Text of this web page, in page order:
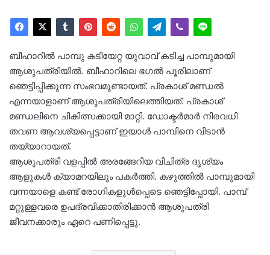
ബീഹാറിൽ പാമ്പു കടിയേറ്റ യുവാവ് കടിച്ച പാമ്പുമായി
ആശുപത്രിയിൽ. ബീഹാറിലെ ഭഗൽ പൂരിലാണ്
ഞെട്ടിപ്പിക്കുന്ന സംഭവമുണ്ടായത്. പ്രകാശ് മണ്ഡൽ
എന്നയാളാണ് ആശുപത്രിയിലെത്തിയത്. പ്രകാശ്
മണ്ഡലിനെ ചികിത്സക്കായി മാറ്റി. ഡോക്ടർമാർ നിരവധി
തവണ ആവശ്യപ്പെട്ടാണ് ഇയാൾ പാമ്പിനെ വിടാൻ
തയ്യാറായത്.
ആശുപത്രി വളപ്പിൽ അരങ്ങേറിയ വിചിത്ര ദൃശ്യം
ആളുകൾ ക്യാമറയിലും പകർത്തി. കഴുത്തിൽ പാമ്പുമായി
വന്നയാളെ കണ്ട് രോ​ഗികളുൾപ്പെടെ ഞെട്ടിപ്പോയി. പാമ്പ്
മറ്റുള്ളവരെ ഉപദ്രവിക്കാതിരിക്കാൻ ആശുപത്രി
ജീവനക്കാരും ഏറെ പണിപ്പെട്ടു.